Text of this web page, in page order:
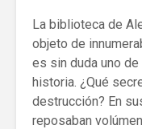
La biblioteca de
objeto de
es sin duda uno
historia. ¿Qué
destrucción? En
reposaban